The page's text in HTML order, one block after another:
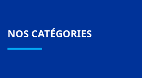
NOS CATÉGORIES